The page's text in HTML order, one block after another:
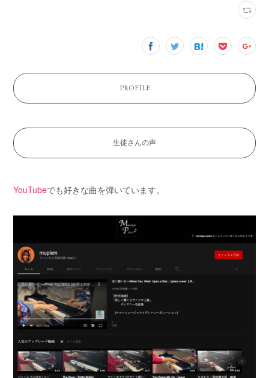
PROFILE
生徒さんの声
YouTubeでも好きな曲を弾いています。